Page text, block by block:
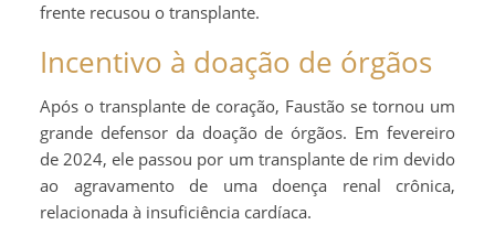
frente recusou o transplante.
Incentivo à doação de órgãos
Após o transplante de coração, Faustão se tornou um
grande defensor da doação de órgãos. Em fevereiro
de 2024, ele passou por um transplante de rim devido
ao agravamento de uma doença renal crônica,
relacionada à insuficiência cardíaca.